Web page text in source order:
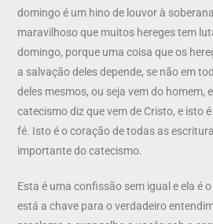
domingo é um hino de louvor à
maravilhoso que muitos hereges tem
domingo, porque uma coisa que os
a salvação deles depende, se não em
deles mesmos, ou seja vem do homem,
catecismo diz que vem de Cristo, e isto
fé. Isto é o coração de todas as
importante do catecismo.
Esta é uma confissão sem igual e ela é
está a chave para o verdadeiro